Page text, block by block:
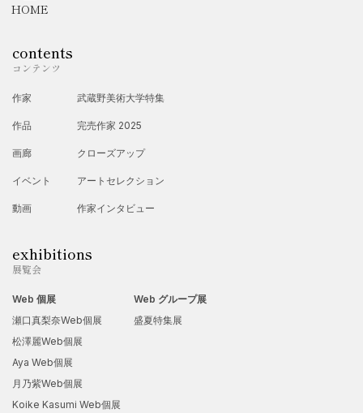
HOME
contents
コンテンツ
作家
作品
画廊
イベント
動画
武蔵野美術大学特集
完売作家 2025
クローズアップ
アートセレクション
作家インタビュー
exhibitions
展覧会
Web 個展
瀬口真梨奈Web個展
松澤麗Web個展
Aya Web個展
月乃紫Web個展
Koike Kasumi Web個展
Web グループ展
盛夏特集展